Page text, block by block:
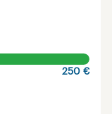
250 €